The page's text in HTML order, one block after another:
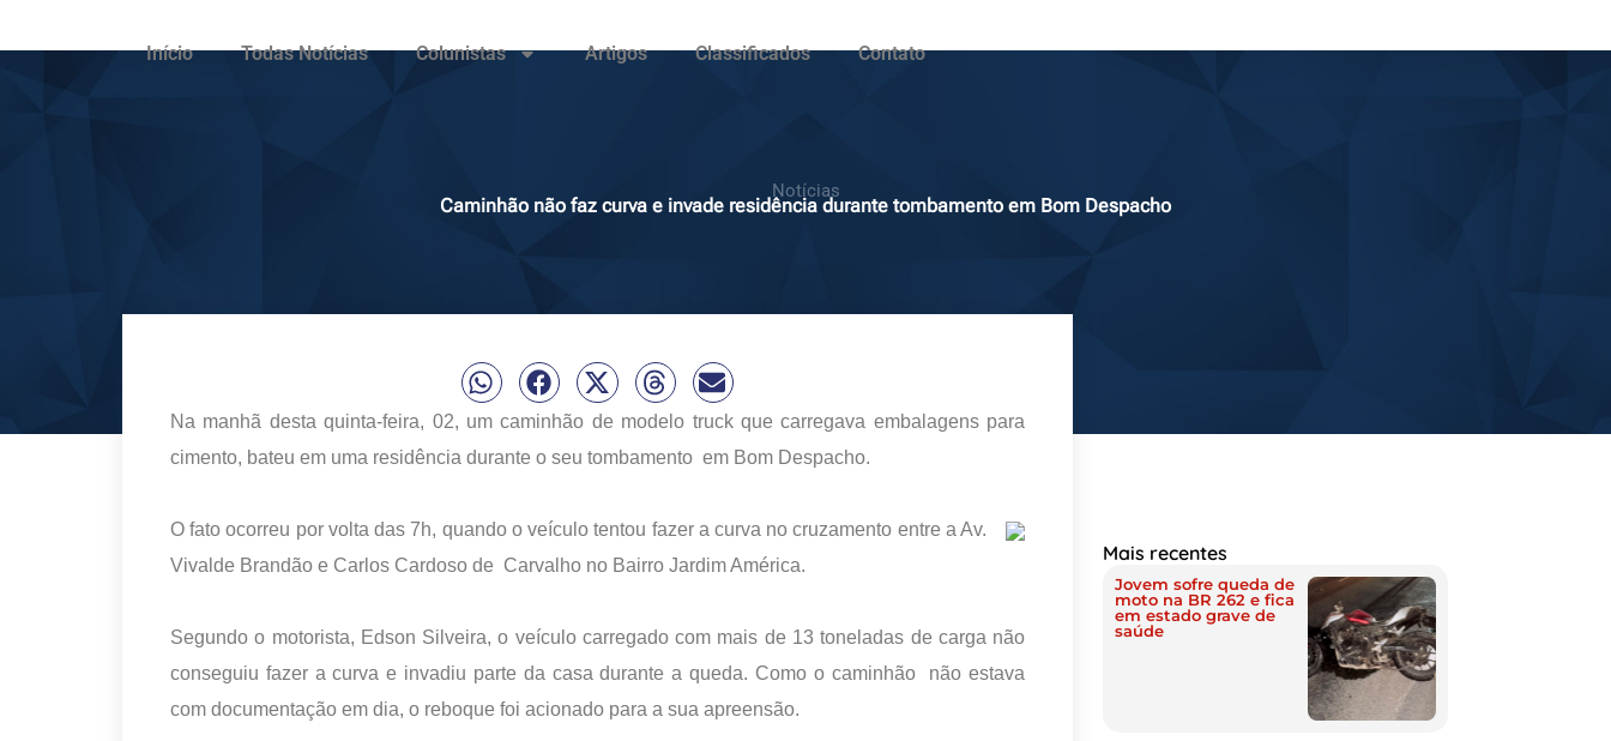
Início Todas Notícias Colunistas Artigos Classificados Contato
Notícias
Caminhão não faz curva e invade residência durante tombamento em Bom Despacho
Na manhã desta quinta-feira, 02, um caminhão de modelo truck que carregava embalagens para
cimento, bateu em uma residência durante o seu tombamento em Bom Despacho.
O fato ocorreu por volta das 7h, quando o veículo tentou fazer a curva no cruzamento entre a Av.
Vivalde Brandão e Carlos Cardoso de Carvalho no Bairro Jardim América.
Segundo o motorista, Edson Silveira, o veículo carregado com mais de 13 toneladas de carga não
conseguiu fazer a curva e invadiu parte da casa durante a queda. Como o caminhão não estava
com documentação em dia, o reboque foi acionado para a sua apreensão.
Mais recentes
Jovem sofre queda de
moto na BR 262 e fica
em estado grave de
saúde